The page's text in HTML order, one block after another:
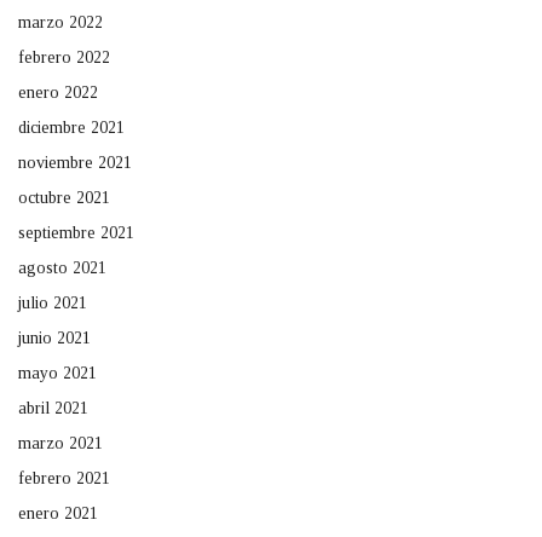
marzo 2022
febrero 2022
enero 2022
diciembre 2021
noviembre 2021
octubre 2021
septiembre 2021
agosto 2021
julio 2021
junio 2021
mayo 2021
abril 2021
marzo 2021
febrero 2021
enero 2021